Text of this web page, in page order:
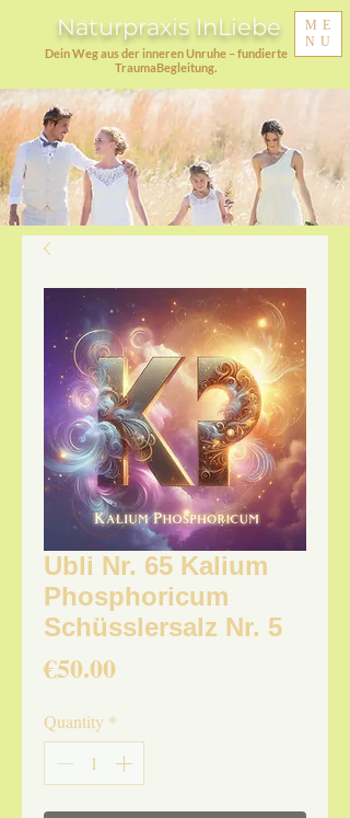
Naturpraxis InLiebe
Dein Weg aus der inneren Unruhe – fundierte
TraumaBegleitung.
ME
NU
Ubli Nr. 65 Kalium
Phosphoricum
Schüsslersalz Nr. 5
€50.00Price
Quantity *